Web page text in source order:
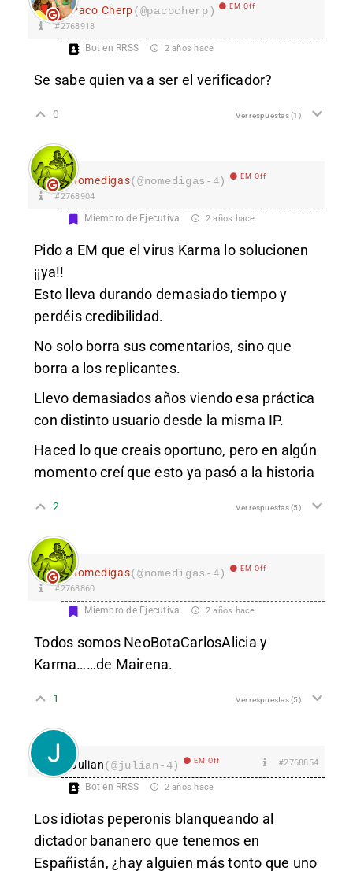
Paco Cherp(@pacocherp) EM Off
#2768918
Bot en RRSS 2 años hace
Se sabe quien va a ser el verificador?
0 Ver respuestas(1)
nomedigas(@nomedigas-4) EM Off
#2768904
Miembro de Ejecutiva 2 años hace
Pido a EM que el virus Karma lo solucionen
¡¡ya!!
Esto lleva durando demasiado tiempo y
perdéis credibilidad.
No solo borra sus comentarios, sino que
borra a los replicantes.
Llevo demasiados años viendo esa práctica
con distinto usuario desde la misma IP.
Haced lo que creais oportuno, pero en algún
momento creí que esto ya pasó a la historia
2 Ver respuestas(5)
nomedigas(@nomedigas-4) EM Off
#2768860
Miembro de Ejecutiva 2 años hace
Todos somos NeoBotaCarlosAlicia y
Karma……de Mairena.
1 Ver respuestas(5)
Julian(@julian-4) EM Off #2768854
Bot en RRSS 2 años hace
Los idiotas peperonis blanqueando al
dictador bananero que tenemos en
Españistán, ¿hay alguien más tonto que uno